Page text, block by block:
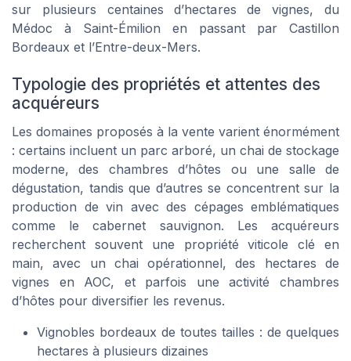
sur plusieurs centaines d’hectares de vignes, du
Médoc à Saint-Émilion en passant par Castillon
Bordeaux et l’Entre-deux-Mers.
Typologie des propriétés et attentes des
acquéreurs
Les domaines proposés à la vente varient énormément
: certains incluent un parc arboré, un chai de stockage
moderne, des chambres d’hôtes ou une salle de
dégustation, tandis que d’autres se concentrent sur la
production de vin avec des cépages emblématiques
comme le cabernet sauvignon. Les acquéreurs
recherchent souvent une propriété viticole clé en
main, avec un chai opérationnel, des hectares de
vignes en AOC, et parfois une activité chambres
d’hôtes pour diversifier les revenus.
Vignobles bordeaux de toutes tailles : de quelques
hectares à plusieurs dizaines